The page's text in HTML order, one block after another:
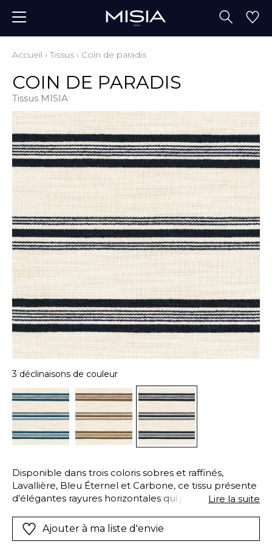
Accueil ›Tissus › Coin de paradis
COIN DE PARADIS
Tissus MISIA
3 déclinaisons de couleur
Disponible dans trois coloris sobres et raffinés,
Lavallière, Bleu Éternel et Carbone, ce tissu présente
d’élégantes rayures horizontales qui jouent d’effets
naturelle. Avec son martindale élevé le prédestinant
à un usage intensif et ses fibres high-tech de
Lire la suite
Ajouter à ma liste d'envie